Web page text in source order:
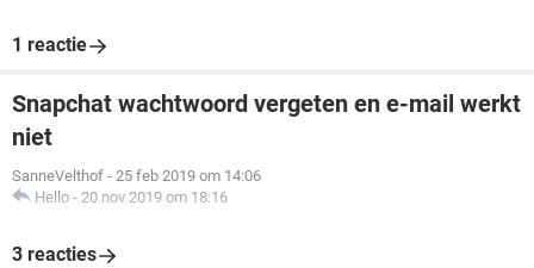
1 reactie
Snapchat wachtwoord vergeten en e-mail werkt
niet
SanneVelthof - 25 feb 2019 om 14:06
Hello - 20 nov 2019 om 18:16
3 reacties